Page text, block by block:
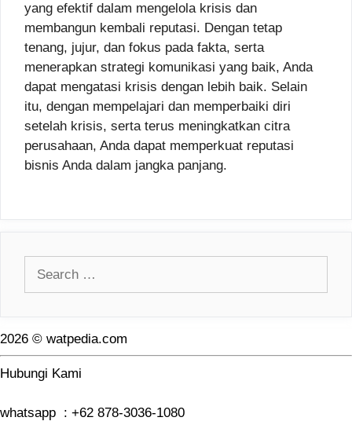
yang efektif dalam mengelola krisis dan
membangun kembali reputasi. Dengan tetap
tenang, jujur, dan fokus pada fakta, serta
menerapkan strategi komunikasi yang baik, Anda
dapat mengatasi krisis dengan lebih baik. Selain
itu, dengan mempelajari dan memperbaiki diri
setelah krisis, serta terus meningkatkan citra
perusahaan, Anda dapat memperkuat reputasi
bisnis Anda dalam jangka panjang.
2026 © watpedia.com
Hubungi Kami
whatsapp : +62 878-3036-1080